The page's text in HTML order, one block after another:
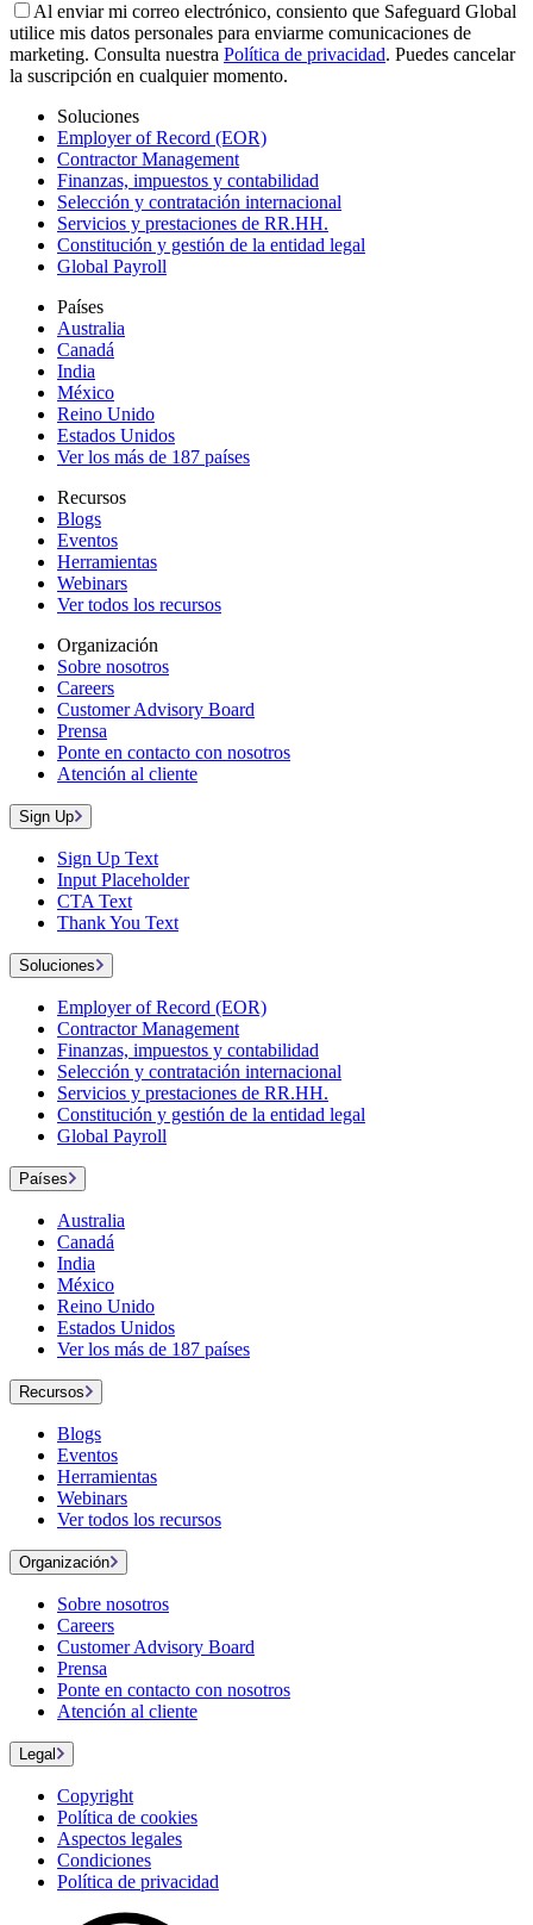
Al enviar mi correo electrónico, consiento que Safeguard Global
utilice mis datos personales para enviarme comunicaciones de
marketing. Consulta nuestra Política de privacidad. Puedes cancelar
la suscripción en cualquier momento.
Soluciones
Employer of Record (EOR)
Contractor Management
Finanzas, impuestos y contabilidad
Selección y contratación internacional
Servicios y prestaciones de RR.HH.
Constitución y gestión de la entidad legal
Global Payroll
Países
Australia
Canadá
India
México
Reino Unido
Estados Unidos
Ver los más de 187 países
Recursos
Blogs
Eventos
Herramientas
Webinars
Ver todos los recursos
Organización
Sobre nosotros
Careers
Customer Advisory Board
Prensa
Ponte en contacto con nosotros
Atención al cliente
Sign Up
Sign Up Text
Input Placeholder
CTA Text
Thank You Text
Soluciones
Employer of Record (EOR)
Contractor Management
Finanzas, impuestos y contabilidad
Selección y contratación internacional
Servicios y prestaciones de RR.HH.
Constitución y gestión de la entidad legal
Global Payroll
Países
Australia
Canadá
India
México
Reino Unido
Estados Unidos
Ver los más de 187 países
Recursos
Blogs
Eventos
Herramientas
Webinars
Ver todos los recursos
Organización
Sobre nosotros
Careers
Customer Advisory Board
Prensa
Ponte en contacto con nosotros
Atención al cliente
Legal
Copyright
Política de cookies
Aspectos legales
Condiciones
Política de privacidad